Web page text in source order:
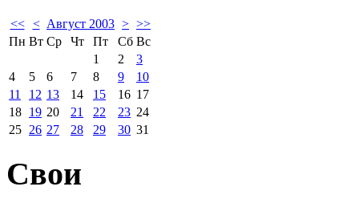
<< < Август 2003 > >>
Пн Вт Ср Чт Пт Сб Вс
1
2
3
4
5 6 7 8 9
10
11
12 13 14 15 16 17
18 19 20 21 22 23 24
25 26 27 28 29 30 31
Свои